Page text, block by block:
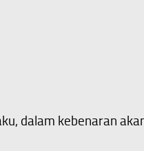
dalam kebenaran